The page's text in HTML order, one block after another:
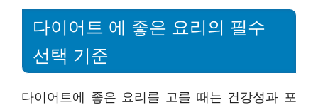
다이어트 에 좋은 요리의 필수
선택 기준
다이어트에 좋은 요리를 고를 때는 건강성과 포